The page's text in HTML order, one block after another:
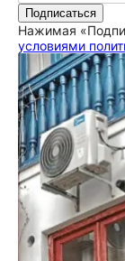
Подписаться
Нажимая
условиями